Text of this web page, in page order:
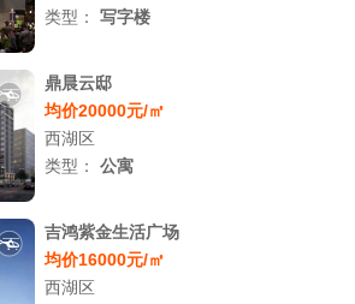
类型：写字楼
鼎晨云邸
均价20000元/㎡
西湖区
类型：公寓
吉鸿紫金生活广场
均价16000元/㎡
西湖区